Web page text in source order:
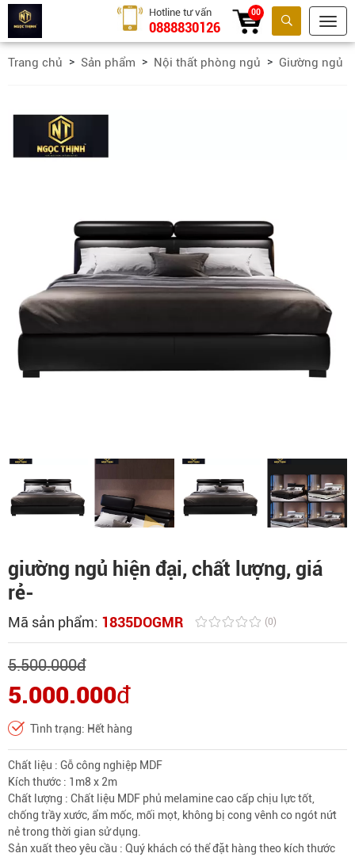
Tìm kiếm
Hotline tư vấn
0888830126
00
Trang chủ Sản phẩm Nội thất phòng ngủ Giường ngủ
giường ngủ hiện đại, chất lượng, giá
rẻ-
Mã sản phẩm: 1835DOGMR (0)
5.500.000đ
5.000.000đ
Tình trạng: Hết hàng
Chất liệu : Gỗ công nghiệp MDF
Kích thước : 1m8 x 2m
Chất lượng : Chất liệu MDF phủ melamine cao cấp chịu lực tốt,
chống trầy xước, ẩm mốc, mối mọt, không bị cong vênh co ngót nứt
nẻ trong thời gian sử dụng.
Sản xuất theo yêu cầu : Quý khách có thể đặt hàng theo kích thước